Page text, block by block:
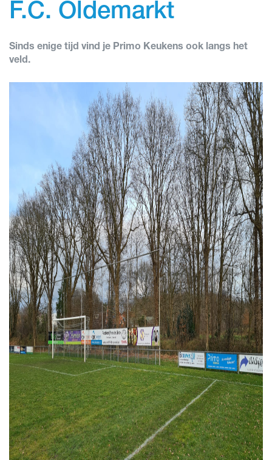
F.C. Oldemarkt
Sinds enige tijd vind je Primo Keukens ook langs het
veld.